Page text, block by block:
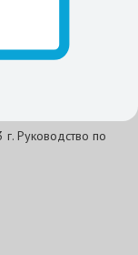
Руководство по